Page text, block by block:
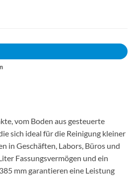
vom Boden aus gesteuerte
sich ideal für die Reinigung kleiner
in Geschäften, Labors, Büros und
Fassungsvermögen und ein
mm garantieren eine Leistung